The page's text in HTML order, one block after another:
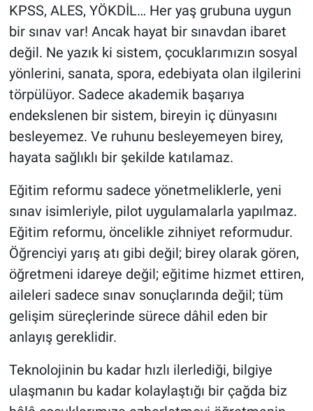
KPSS, ALES, YÖKDİL… Her yaş grubuna uygun
bir sınav var! Ancak hayat bir sınavdan ibaret
değil. Ne yazık ki sistem, çocuklarımızın sosyal
yönlerini, sanata, spora, edebiyata olan ilgilerini
törpülüyor. Sadece akademik başarıya
endekslenen bir sistem, bireyin iç dünyasını
besleyemez. Ve ruhunu besleyemeyen birey,
hayata sağlıklı bir şekilde katılamaz.
Eğitim reformu sadece yönetmeliklerle, yeni
sınav isimleriyle, pilot uygulamalarla yapılmaz.
Eğitim reformu, öncelikle zihniyet reformudur.
Öğrenciyi yarış atı gibi değil; birey olarak gören,
öğretmeni idareye değil; eğitime hizmet ettiren,
aileleri sadece sınav sonuçlarında değil; tüm
gelişim süreçlerinde sürece dâhil eden bir
anlayış gereklidir.
Teknolojinin bu kadar hızlı ilerlediği, bilgiye
ulaşmanın bu kadar kolaylaştığı bir çağda biz